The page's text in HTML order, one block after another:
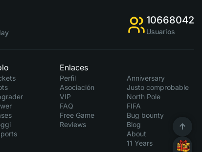
10668042
Usuarios
Enlaces
Perfil
Asociación
VIP
FAQ
Free Game
Reviews
Anniversary
Justo comprobable
North Pole
FIFA
Bug bounty
Blog
About
11 Years